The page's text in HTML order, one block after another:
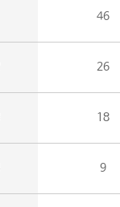
46
26
18
9